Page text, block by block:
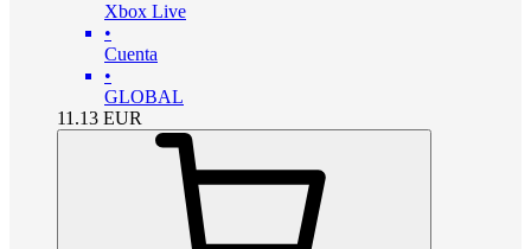
Xbox Live
•
Cuenta
•
GLOBAL
11.13 EUR